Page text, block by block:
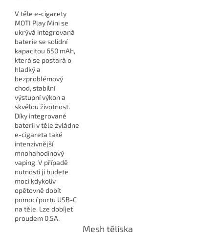
V těle e-cigarety
MOTI Play Mini se
ukrývá integrovaná
baterie se solidní
kapacitou 650 mAh,
která se postará o
hladký a
bezproblémový
chod, stabilní
výstupní výkon a
skvělou životnost.
Díky integrované
baterii v těle zvládne
e-cigareta také
intenzivnější
mnohahodinový
vaping. V případě
nutnosti ji budete
moci kdykoliv
opětovně dobít
pomocí portu USB-C
na těle. Lze dobíjet
proudem 0.5A.
Mesh tělíska